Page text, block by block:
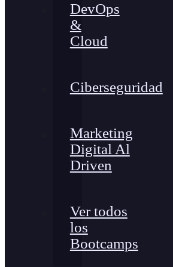
DevOps
&
Cloud
Ciberseguridad
Marketing
Digital Al
Driven
Ver todos
los
Bootcamps